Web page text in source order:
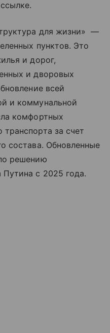
для жизни» —
пунктов. Это
и дорог,
и дворовых
всей
и коммунальной
комфортных
за счет
состава. Обновленные
решению
с 2025 года.